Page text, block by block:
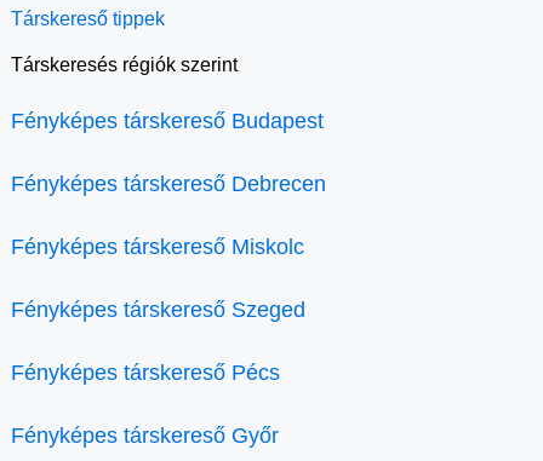
Társkereső tippek
Társkeresés régiók szerint
Fényképes társkereső Budapest
Fényképes társkereső Debrecen
Fényképes társkereső Miskolc
Fényképes társkereső Szeged
Fényképes társkereső Pécs
Fényképes társkereső Győr